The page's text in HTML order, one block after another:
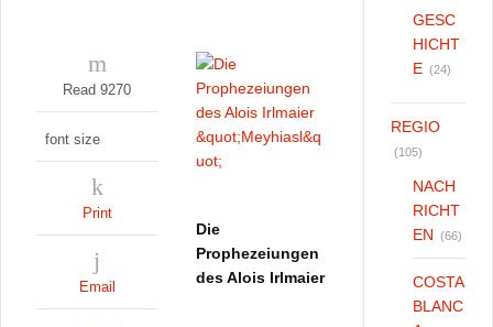
Die
Prophezeiungen
des Alois Irlmaier
Read 9270
font size
Print
Email
GESC
HICHT
E (24)
REGIO
(105)
NACH
RICHT
EN (66)
COSTA
BLANC